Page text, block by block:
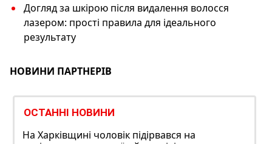
Догляд за шкірою після видалення волосся
лазером: прості правила для ідеального
результату
НОВИНИ ПАРТНЕРІВ
ОСТАННІ НОВИНИ
На Харківщині чоловік підірвався на